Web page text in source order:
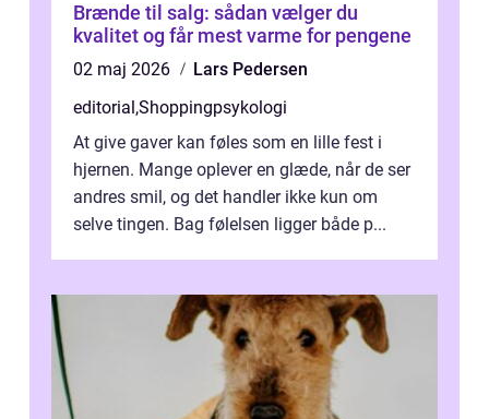
Brænde til salg: sådan vælger du
kvalitet og får mest varme for pengene
02 maj 2026
Lars Pedersen
editorial ,Shoppingpsykologi
At give gaver kan føles som en lille fest i
hjernen. Mange oplever en glæde, når de ser
andres smil, og det handler ikke kun om
selve tingen. Bag følelsen ligger både p...